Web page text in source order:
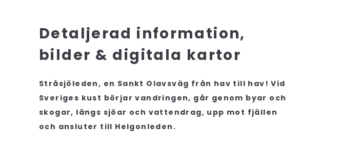
Detaljerad information,
bilder & digitala kartor
Stråsjöleden, en Sankt Olavsväg från hav till hav! Vid
Sveriges kust börjar vandringen, går genom byar och
skogar, längs sjöar och vattendrag, upp mot fjällen
och ansluter till Helgonleden.